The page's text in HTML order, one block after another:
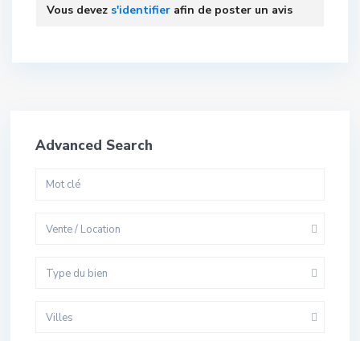
Vous devez s'identifier afin de poster un avis
Advanced Search
Vente / Location
Type du bien
Villes